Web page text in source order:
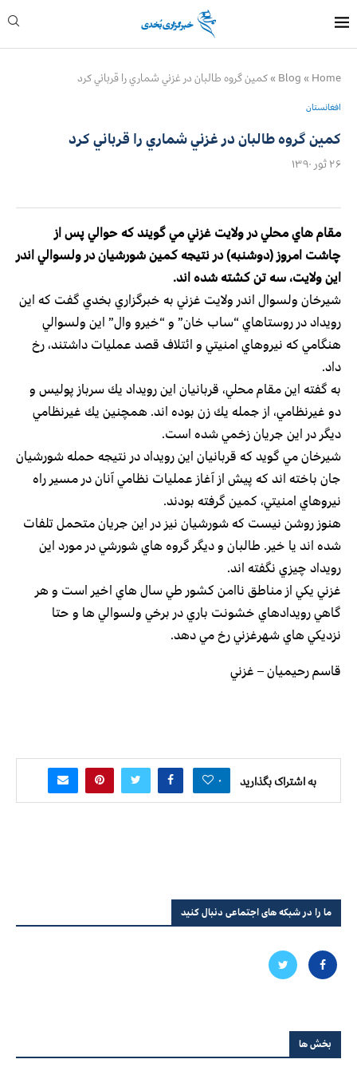
Home
»
Blog
»كمين گروه طالبان در غزني شماري را قرباني كرد
افغانستان
كمين گروه طالبان در غزني شماري را قرباني كرد
۲۶ ثور ۱۳۹۰
مقام هاي محلي در ولايت غزني مي گويند كه حوالي پس از
چاشت امروز (دوشنبه) در نتيجه كمين شورشيان در ولسوالي اندر
اين ولايت، سه تن كشته شده اند.
شيرخان ولسوال اندر ولايت غزني به خبرگزاري بخدي گفت كه اين
رويداد در روستاهاي “ساب خان” و “خيرو وال” اين ولسوالي
هنگامي كه نيروهاي امنيتي و ائتلاف قصد عمليات داشتند، رخ
داد.
به گفته اين مقام محلي، قربانيان اين رويداد يك سرباز پوليس و
دو غيرنظامي، از جمله يك زن بوده اند. همچنين يك غيرنظامي
ديگر در اين جريان زخمي شده است.
شيرخان مي گويد كه قربانيان اين رويداد در نتيجه حمله شورشيان
جان باخته اند كه پيش از آغاز عمليات نظامي آنان در مسير راه
نيروهاي امنيتي، كمين گرفته بودند.
هنوز روشن نيست كه شورشيان نيز در اين جريان متحمل تلفات
شده اند يا خير. طالبان و ديگر گروه هاي شورشي در مورد اين
رويداد چيزي نگفته اند.
غزني يكي از مناطق ناامن كشور طي سال هاي اخير است و هر
گاهي رويدادهاي خشونت باري در برخي ولسوالي ها و حتا
نزديكي هاي شهرغزني رخ مي دهد.
قاسم رحيميان – غزني
به اشتراک بگذارید ۰
ما را در شبکه های اجتماعی دنبال کنید
بخش ها